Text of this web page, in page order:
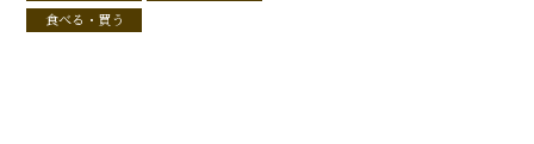
食べる・買う